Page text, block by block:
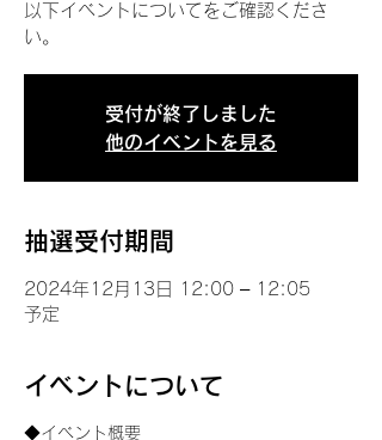
以下イベントについてをご確認くださ
い。
受付が終了しました
他のイベントを見る
抽選受付期間
2024年12月13日 12:00 – 12:05
予定
イベントについて
◆イベント概要